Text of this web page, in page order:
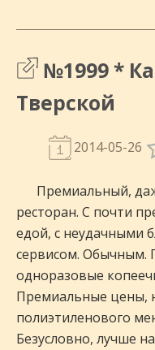
№1999 *
Тверской
2014-05-26
Премиальный,
ресторан. С почти
едой, с неудачными
сервисом. Обычным.
одноразовые
Премиальные цены,
полиэтиленового
Безусловно, лучше